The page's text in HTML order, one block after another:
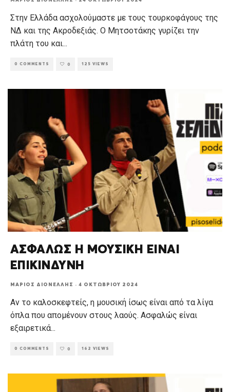
Στην Ελλάδα ασχολούμαστε με τους τουρκοφάγους της
ΝΔ και της Ακροδεξιάς. Ο Μητσοτάκης γυρίζει την
πλάτη του και...
0 COMMENTS 0 125 VIEWS
ΑΣΦΑΛΩΣ Η ΜΟΥΣΙΚΗ ΕΙΝΑΙ
ΕΠΙΚΙΝΔΥΝΗ
ΜΆΡΙΟΣ ΔΙΟΝΈΛΛΗΣ · 4 ΟΚΤΩΒΡΊΟΥ 2024
Αν το καλοσκεφτείς, η μουσική ίσως είναι από τα λίγα
όπλα που απομένουν στους λαούς. Ασφαλώς είναι
εξαιρετικά...
0 COMMENTS 0 162 VIEWS